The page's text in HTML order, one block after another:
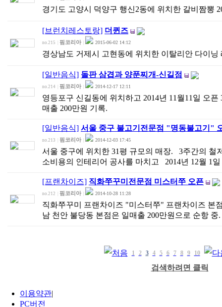
경기도 고양시 덕양구 행신2동에 위치한 갈비짬뽕
[브런치레스토랑] 더퀸즈
no.215 핌코리아 2015-06-02 14:12
경상남도 거제시 고현동에 위치한 이탈리안 다이닝
[일반음식] 돌판 삼겹과 양푼찌개-신길점
no.214 핌코리아 2014-12-17 12:11
영등포구 신길동에 위치하고 2014년 11월11일 오
매출 200만원 기록.
[일반음식] 서울 중구 불고기전문점 "명동불고기"
no.213 핌코리아 2014-12-03 17:45
서울 중구에 위치한 31평 규모의 매장. 3주간의 철
소비용의 인테리어 공사를 마치고 2014년 12월 1
[프랜차이즈] 직화쭈꾸미전문점 미스터쭈 오픈
no.212 핌코리아 2014-10-28 11:28
직화쭈꾸미 프랜차이즈 "미스터쭈" 프랜차이즈 본
남 천안 불당동 본점은 일매출 200만원으로 순항 중.
1 2 3 4 5 6 7 8 9 10
검색하려면 클릭
이용약관|
PC버전